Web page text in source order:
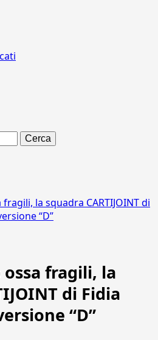
la squadra CARTIJOINT di
“D”
fragili, la
di Fidia
“D”